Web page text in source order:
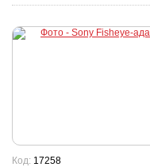
Код: 17258